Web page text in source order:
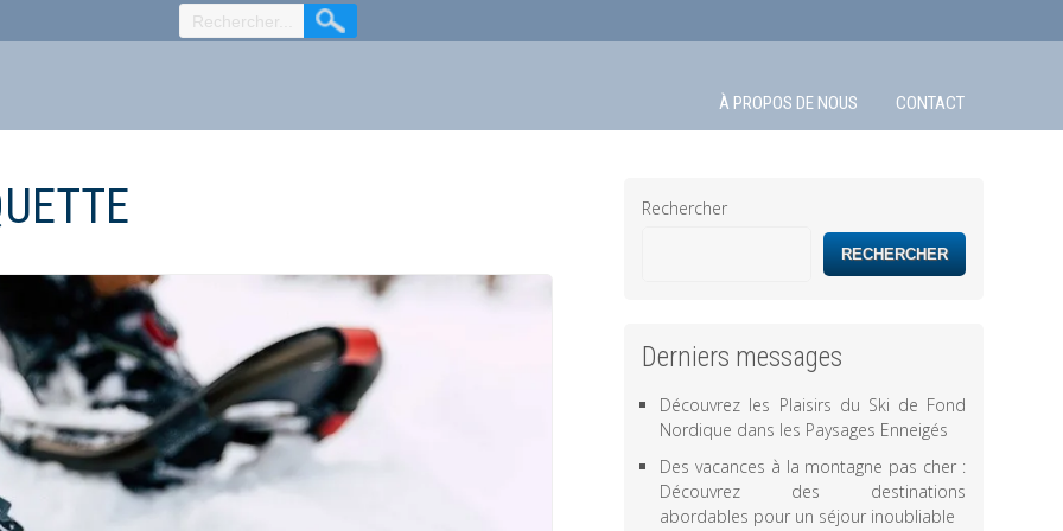
À PROPOS DE NOUS CONTACT
Rechercher
RECHERCHER
Derniers messages
Découvrez les Plaisirs du Ski de Fond
Nordique dans les Paysages Enneigés
Des vacances à la montagne pas cher :
Découvrez des destinations
abordables pour un séjour inoubliable